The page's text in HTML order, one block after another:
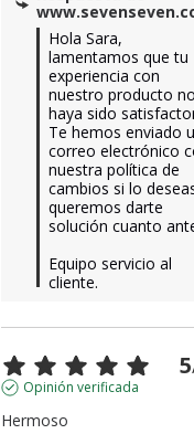
Hola Sara,
lamentamos que tu
experiencia con
nuestro producto
haya sido
Te hemos enviado
correo electrónico
nuestra política de
cambios si lo
queremos darte
solución cuanto
Equipo servicio al
cliente.
5
Opinión verificada
Hermoso